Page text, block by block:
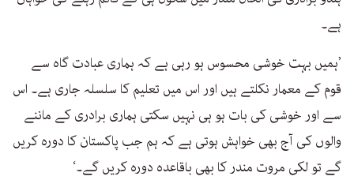
ہے۔
’ہمیں بہت خوشی محسوس ہو رہی ہے کہ ہماری عبادت گاہ سے
قوم کے معمار نکلتے ہیں اور اس میں تعلیم کا سلسلہ جاری ہے۔ اس
سے اور خوشی کی بات ہو ہی نہیں سکتی ہماری برادری کے ماننے
والوں کی آج بھی خواہش ہوتی ہے کہ ہم جب پاکستان کا دورہ کریں
گے تو لکی مروت مندر کا بھی باقاعدہ دورہ کریں گے۔‘